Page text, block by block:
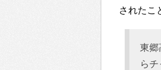
されたこ
東郷
ら